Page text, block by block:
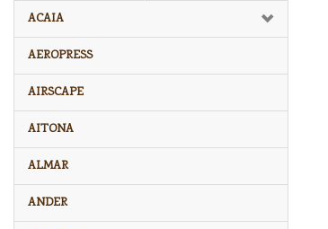
ACAIA
AEROPRESS
AIRSCAPE
AITONA
ALMAR
ANDER